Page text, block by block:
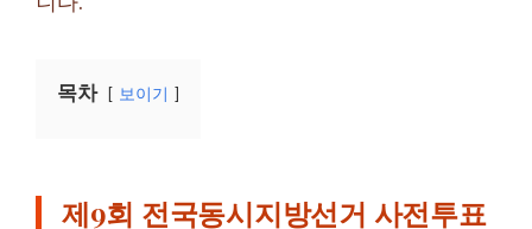
목차 보이기
제9회 전국동시지방선거 사전투표